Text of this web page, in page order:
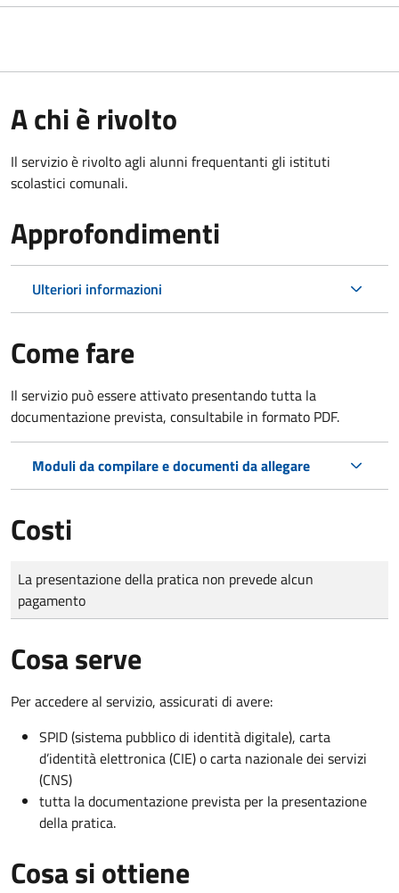
A chi è rivolto
Il servizio è rivolto agli alunni frequentanti gli istituti
scolastici comunali.
Approfondimenti
Ulteriori informazioni
Come fare
Il servizio può essere attivato presentando tutta la
documentazione prevista, consultabile in formato PDF.
Moduli da compilare e documenti da allegare
Costi
Tipo di pagamento
Importo
La presentazione della pratica non prevede alcun
pagamento
Cosa serve
Per accedere al servizio, assicurati di avere:
SPID (sistema pubblico di identità digitale), carta
d’identità elettronica (CIE) o carta nazionale dei servizi
(CNS)
tutta la documentazione prevista per la presentazione
della pratica.
Cosa si ottiene